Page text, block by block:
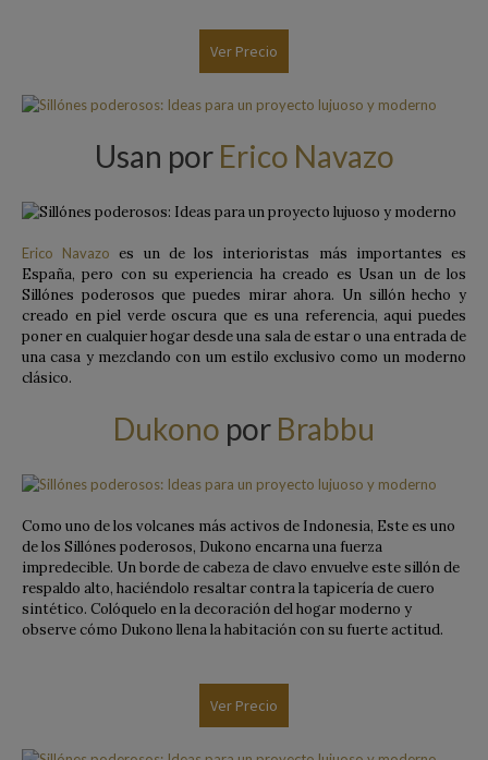
Ver Precio
Usan por Erico Navazo
Erico Navazo es un de los interioristas más importantes es
España, pero con su experiencia ha creado es Usan un de los
Sillónes poderosos que puedes mirar ahora. Un sillón hecho y
creado en piel verde oscura que es una referencia, aqui puedes
poner en cualquier hogar desde una sala de estar o una entrada de
una casa y mezclando con um estilo exclusivo como un moderno
clásico.
Dukono por Brabbu
Como uno de los volcanes más activos de Indonesia, Este es uno
de los Sillónes poderosos, Dukono encarna una fuerza
impredecible. Un borde de cabeza de clavo envuelve este sillón de
respaldo alto, haciéndolo resaltar contra la tapicería de cuero
sintético. Colóquelo en la decoración del hogar moderno y
observe cómo Dukono llena la habitación con su fuerte actitud.
Ver Precio